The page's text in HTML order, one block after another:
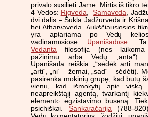
privalo susilieti Jame. Mirtis iš tikro
4 Vedos: Rigveda ,Samaveda ,
dvi dalis – Šukla Jadžurveda ir
bei Atharvaveda. Aukščiausiosios
yra aptariama po Vedų
vadinamosiose Upanišadose . Ta
Vedanta filosofija (nes laikoma
pažinimu arba Vedų „anta“).
Upanišada reiškia „“sėdėk arti
„arti“, „ni“ – žemai, „sad“ – sėdėti).
pasirenka mokinių grupę, kad būtų
vienu, kad išmokytų apie viską
neapreikštąjį agentą, tvarkantį
elemento egzistavimo būseną.
psichiškai. Šankaračarija (788-